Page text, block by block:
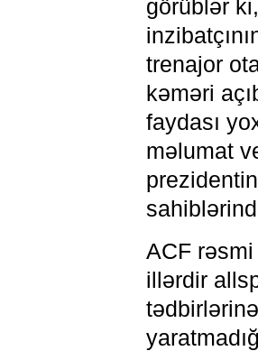
görüblər
trenajor
kəməri
faydası
məlumat
ACF
illərdir